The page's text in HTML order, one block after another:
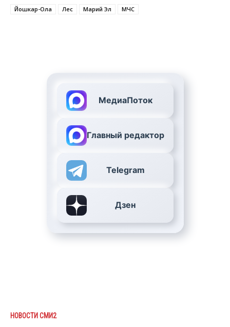
Йошкар-Ола Лес Марий Эл МЧС
МедиаПоток
Главный редактор
Telegram
Дзен
НОВОСТИ СМИ2